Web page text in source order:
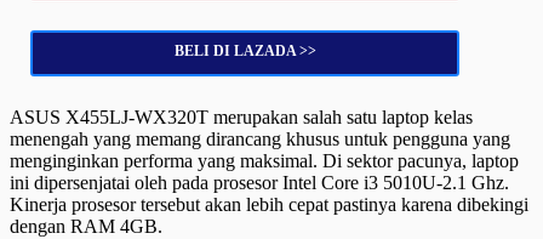
BELI DI LAZADA >>
ASUS X455LJ-WX320T merupakan salah satu laptop kelas
menengah yang memang dirancang khusus untuk pengguna yang
menginginkan performa yang maksimal. Di sektor pacunya, laptop
ini dipersenjatai oleh pada prosesor Intel Core i3 5010U-2.1 Ghz.
Kinerja prosesor tersebut akan lebih cepat pastinya karena dibekingi
dengan RAM 4GB.